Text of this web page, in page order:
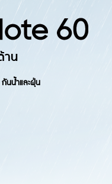
าน
นน้ำและฝุ่น